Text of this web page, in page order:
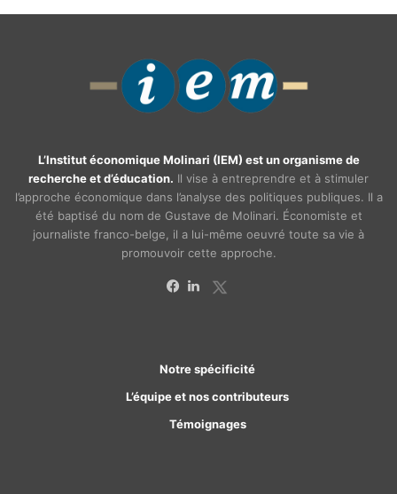
L’Institut économique Molinari (IEM) est un organisme de
recherche et d’éducation. Il vise à entreprendre et à stimuler
l’approche économique dans l’analyse des politiques publiques. Il a
été baptisé du nom de Gustave de Molinari. Économiste et
journaliste franco-belge, il a lui-même oeuvré toute sa vie à
promouvoir cette approche.
Notre spécificité
L’équipe et nos contributeurs
Témoignages